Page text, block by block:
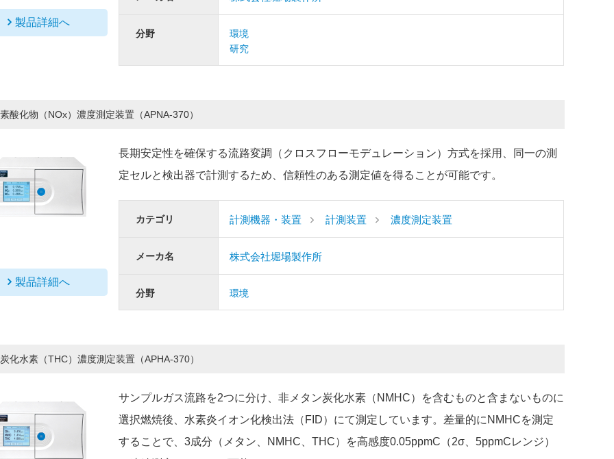
製品詳細へ
分野
環境
研究
酸化物（NOx）濃度測定装置（APNA-370）
製品詳細へ
長期安定性を確保する流路変調（クロスフローモデュレーション）方式を採用、同一の測
定セルと検出器で計測するため、信頼性のある測定値を得ることが可能です。
カテゴリ 計測機器・装置 計測装置 濃度測定装置
メーカ名 株式会社堀場製作所
分野 環境
化水素（THC）濃度測定装置（APHA-370）
サンプルガス流路を2つに分け、非メタン炭化水素（NMHC）を含むものと含まないものに
選択燃焼後、水素炎イオン化検出法（FID）にて測定しています。差量的にNMHCを測定
することで、3成分（メタン、NMHC、THC）を高感度0.05ppmC（2σ、5ppmCレンジ）